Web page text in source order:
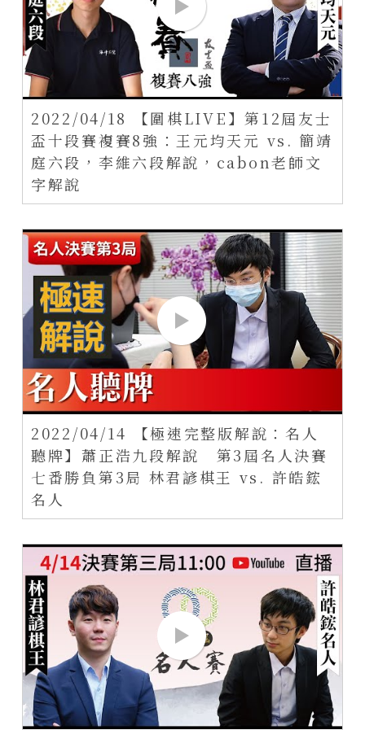
2022/04/18 【圍棋LIVE】第12屆友士
盃十段賽複賽8強：王元均天元 vs. 簡靖
庭六段，李維六段解說，cabon老師文
字解說
2022/04/14 【極速完整版解說：名人
聽牌】蕭正浩九段解說 第3屆名人決賽
七番勝負第3局 林君諺棋王 vs. 許皓鋐
名人